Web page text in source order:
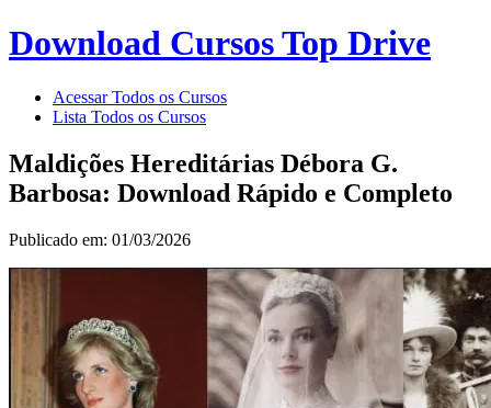
Download Cursos Top Drive
Acessar Todos os Cursos
Lista Todos os Cursos
Maldições Hereditárias Débora G.
Barbosa: Download Rápido e Completo
Publicado em: 01/03/2026